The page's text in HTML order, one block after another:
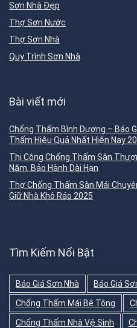
Sơn Nhà Đẹp
Thợ Sơn Nước
Thợ Sơn Nhà
Quy Trình Sơn Nhà
Bài viết mới
Chống Thấm Bình Dương – Báo
Thấm Hiệu Quả Nhất Hiện Nay
Thi Công Chống Thấm Sân
Năm, Bảo Hành Dài Hạn
Thợ Chống Thấm Sàn Mái
Giữ Nhà Khô Ráo 2025
Tìm Kiếm Nổi Bật
Báo Giá Sơn Nhà
Báo Giá
Chống Thấm Mái Bê Tông
Chống Thấm Nhà Vệ Sinh